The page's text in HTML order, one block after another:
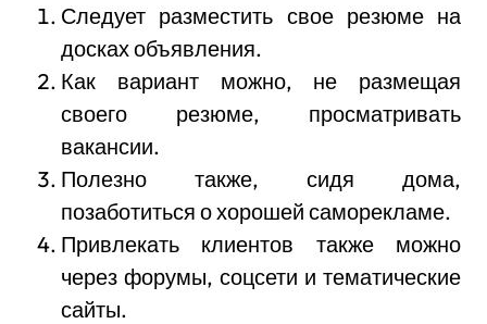
Следует разместить свое резюме на
досках объявления.
Как вариант можно, не размещая
своего резюме, просматривать
вакансии.
Полезно также, сидя дома,
позаботиться о хорошей саморекламе.
Привлекать клиентов также можно
через форумы, соцсети и тематические
сайты.